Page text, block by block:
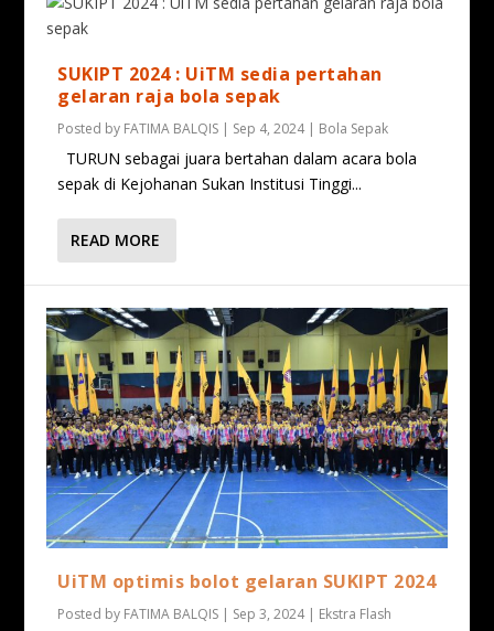
SUKIPT 2024 : UiTM sedia pertahan
gelaran raja bola sepak
Posted by FATIMA BALQIS | Sep 4, 2024| Bola Sepak
TURUN sebagai juara bertahan dalam acara bola
sepak di Kejohanan Sukan Institusi Tinggi...
READ MORE
UiTM optimis bolot gelaran SUKIPT 2024
Posted by FATIMA BALQIS | Sep 3, 2024| Ekstra Flash